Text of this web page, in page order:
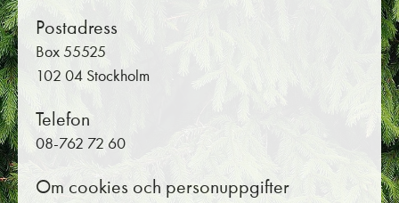
Postadress
Box 55525
102 04 Stockholm
Telefon
08-762 72 60
Om cookies och personuppgifter